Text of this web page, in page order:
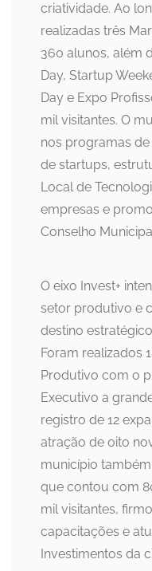
criatividade. Ao
realizadas três
360 alunos, além
Day, Startup
Day e Expo
mil visitantes. O
nos programas
de startups,
Local de
empresas e
Conselho
O eixo Invest+
setor produtivo e
destino
Foram realizados
Produtivo com o
Executivo a
registro de 12
atração de oito
município
que contou com
mil visitantes,
capacitações e
Investimentos da